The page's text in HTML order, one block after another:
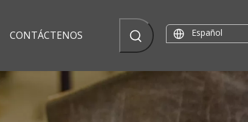
CONTÁCTENOS Español